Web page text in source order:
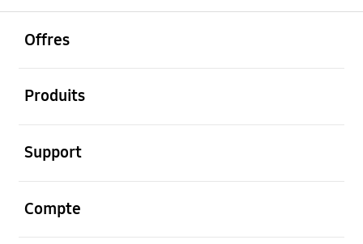
Offres
Produits
Support
Compte